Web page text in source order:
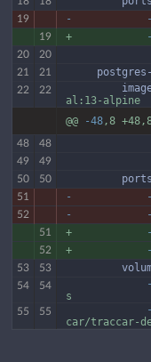
19 - -
19 + -
20
20
21
21
22 22
al:13-alpine
@@
-48,8
48 48
49 49
50 50
51 - -
52 - -
51 + -
52 + -
53 53
54 54
             -
s
55 55
             -
car/traccar-